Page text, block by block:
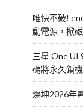
唯快不破!
動電源，掀
三星 One UI
碼將永久鎖
燦坤2026年